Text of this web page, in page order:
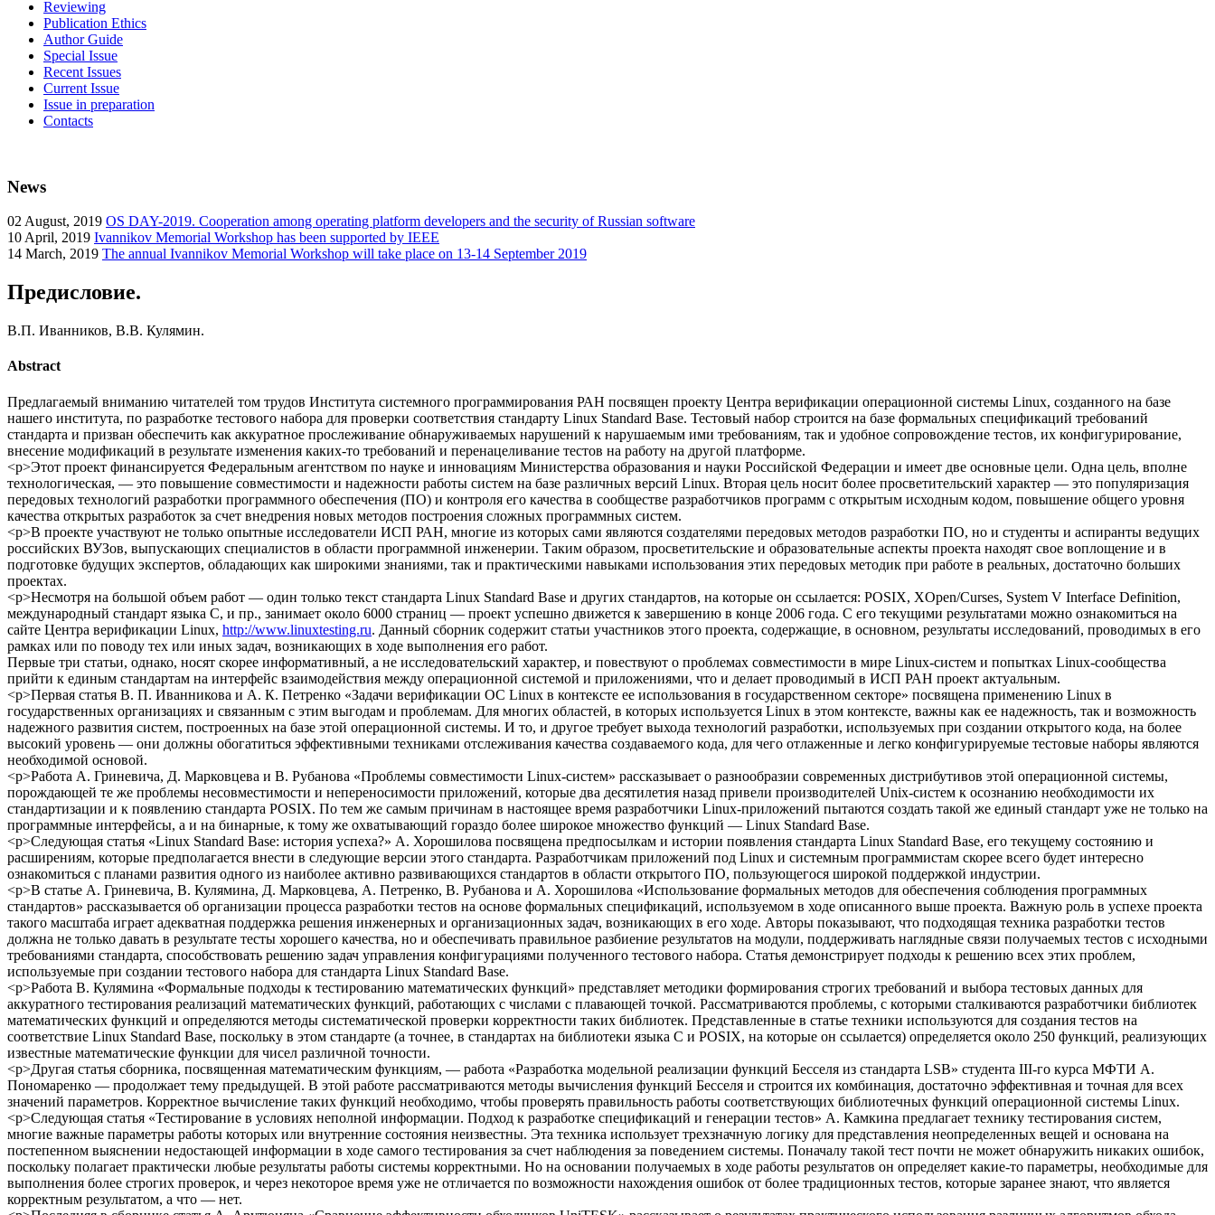
Reviewing
Publication Ethics
Author Guide
Special Issue
Recent Issues
Current Issue
Issue in preparation
Contacts
News
02 August, 2019 OS DAY-2019. Cooperation among operating platform developers and the security of Russian software
10 April, 2019 Ivannikov Memorial Workshop has been supported by IEEE
14 March, 2019 The annual Ivannikov Memorial Workshop will take place on 13-14 September 2019
Предисловие.
В.П. Иванников, В.В. Кулямин.
Abstract
Предлагаемый вниманию читателей том трудов Института системного программирования РАН посвящен проекту Центра верификации операционной системы Linux, созданного на базе
нашего института, по разработке тестового набора для проверки соответствия стандарту Linux Standard Base. Тестовый набор строится на базе формальных спецификаций требований
стандарта и призван обеспечить как аккуратное прослеживание обнаруживаемых нарушений к нарушаемым ими требованиям, так и удобное сопровождение тестов, их конфигурирование,
внесение модификаций в результате изменения каких-то требований и перенацеливание тестов на работу на другой платформе.
<p>Этот проект финансируется Федеральным агентством по науке и инновациям Министерства образования и науки Российской Федерации и имеет две основные цели. Одна цель, вполне
технологическая, — это повышение совместимости и надежности работы систем на базе различных версий Linux. Вторая цель носит более просветительский характер — это популяризация
передовых технологий разработки программного обеспечения (ПО) и контроля его качества в сообществе разработчиков программ с открытым исходным кодом, повышение общего уровня
качества открытых разработок за счет внедрения новых методов построения сложных программных систем.
<p>В проекте участвуют не только опытные исследователи ИСП РАН, многие из которых сами являются создателями передовых методов разработки ПО, но и студенты и аспиранты ведущих
российских ВУЗов, выпускающих специалистов в области программной инженерии. Таким образом, просветительские и образовательные аспекты проекта находят свое воплощение и в
подготовке будущих экспертов, обладающих как широкими знаниями, так и практическими навыками использования этих передовых методик при работе в реальных, достаточно больших
проектах.
<p>Несмотря на большой объем работ — один только текст стандарта Linux Standard Base и других стандартов, на которые он ссылается: POSIX, XOpen/Curses, System V Interface Definition,
международный стандарт языка C, и пр., занимает около 6000 страниц — проект успешно движется к завершению в конце 2006 года. С его текущими результатами можно ознакомиться на
сайте Центра верификации Linux, http://www.linuxtesting.ru. Данный сборник содержит статьи участников этого проекта, содержащие, в основном, результаты исследований, проводимых в его
рамках или по поводу тех или иных задач, возникающих в ходе выполнения его работ.
Первые три статьи, однако, носят скорее информативный, а не исследовательский характер, и повествуют о проблемах совместимости в мире Linux-систем и попытках Linux-сообщества
прийти к единым стандартам на интерфейс взаимодействия между операционной системой и приложениями, что и делает проводимый в ИСП РАН проект актуальным.
<p>Первая статья В. П. Иванникова и А. К. Петренко «Задачи верификации ОС Linux в контексте ее использования в государственном секторе» посвящена применению Linux в
государственных организациях и связанным с этим выгодам и проблемам. Для многих областей, в которых используется Linux в этом контексте, важны как ее надежность, так и возможность
надежного развития систем, построенных на базе этой операционной системы. И то, и другое требует выхода технологий разработки, используемых при создании открытого кода, на более
высокий уровень — они должны обогатиться эффективными техниками отслеживания качества создаваемого кода, для чего отлаженные и легко конфигурируемые тестовые наборы являются
необходимой основой.
<p>Работа А. Гриневича, Д. Марковцева и В. Рубанова «Проблемы совместимости Linux-систем» рассказывает о разнообразии современных дистрибутивов этой операционной системы,
порождающей те же проблемы несовместимости и непереносимости приложений, которые два десятилетия назад привели производителей Unix-систем к осознанию необходимости их
стандартизации и к появлению стандарта POSIX. По тем же самым причинам в настоящее время разработчики Linux-приложений пытаются создать такой же единый стандарт уже не только на
программные интерфейсы, а и на бинарные, к тому же охватывающий гораздо более широкое множество функций — Linux Standard Base.
<p>Следующая статья «Linux Standard Base: история успеха?» А. Хорошилова посвящена предпосылкам и истории появления стандарта Linux Standard Base, его текущему состоянию и
расширениям, которые предполагается внести в следующие версии этого стандарта. Разработчикам приложений под Linux и системным программистам скорее всего будет интересно
ознакомиться с планами развития одного из наиболее активно развивающихся стандартов в области открытого ПО, пользующегося широкой поддержкой индустрии.
<p>В статье А. Гриневича, В. Кулямина, Д. Марковцева, А. Петренко, В. Рубанова и А. Хорошилова «Использование формальных методов для обеспечения соблюдения программных
стандартов» рассказывается об организации процесса разработки тестов на основе формальных спецификаций, используемом в ходе описанного выше проекта. Важную роль в успехе проекта
такого масштаба играет адекватная поддержка решения инженерных и организационных задач, возникающих в его ходе. Авторы показывают, что подходящая техника разработки тестов
должна не только давать в результате тесты хорошего качества, но и обеспечивать правильное разбиение результатов на модули, поддерживать наглядные связи получаемых тестов с исходными
требованиями стандарта, способствовать решению задач управления конфигурациями полученного тестового набора. Статья демонстрирует подходы к решению всех этих проблем,
используемые при создании тестового набора для стандарта Linux Standard Base.
<p>Работа В. Кулямина «Формальные подходы к тестированию математических функций» представляет методики формирования строгих требований и выбора тестовых данных для
аккуратного тестирования реализаций математических функций, работающих с числами с плавающей точкой. Рассматриваются проблемы, с которыми сталкиваются разработчики библиотек
математических функций и определяются методы систематической проверки корректности таких библиотек. Представленные в статье техники используются для создания тестов на
соответствие Linux Standard Base, поскольку в этом стандарте (а точнее, в стандартах на библиотеки языка C и POSIX, на которые он ссылается) определяется около 250 функций, реализующих
известные математические функции для чисел различной точности.
<p>Другая статья сборника, посвященная математическим функциям, — работа «Разработка модельной реализации функций Бесселя из стандарта LSB» студента III-го курса МФТИ А.
Пономаренко — продолжает тему предыдущей. В этой работе рассматриваются методы вычисления функций Бесселя и строится их комбинация, достаточно эффективная и точная для всех
значений параметров. Корректное вычисление таких функций необходимо, чтобы проверять правильность работы соответствующих библиотечных функций операционной системы Linux.
<p>Следующая статья «Тестирование в условиях неполной информации. Подход к разработке спецификаций и генерации тестов» А. Камкина предлагает технику тестирования систем,
многие важные параметры работы которых или внутренние состояния неизвестны. Эта техника использует трехзначную логику для представления неопределенных вещей и основана на
постепенном выяснении недостающей информации в ходе самого тестирования за счет наблюдения за поведением системы. Поначалу такой тест почти не может обнаружить никаких ошибок,
поскольку полагает практически любые результаты работы системы корректными. Но на основании получаемых в ходе работы результатов он определяет какие-то параметры, необходимые для
выполнения более строгих проверок, и через некоторое время уже не отличается по возможности нахождения ошибок от более традиционных тестов, которые заранее знают, что является
корректным результатом, а что — нет.